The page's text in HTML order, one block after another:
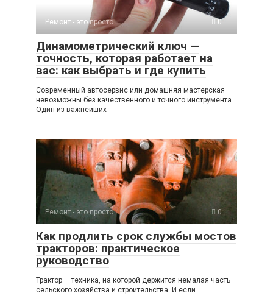
Ремонт - это просто 0
Динамометрический ключ —
точность, которая работает на
вас: как выбрать и где купить
Современный автосервис или домашняя мастерская
невозможны без качественного и точного инструмента.
Один из важнейших
Ремонт - это просто 0
Как продлить срок службы мостов
тракторов: практическое
руководство
Трактор — техника, на которой держится немалая часть
сельского хозяйства и строительства. И если